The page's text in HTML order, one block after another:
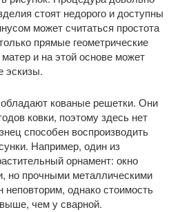
стоят недорого и доступны
может считаться простота
прямые геометрические
и на этой основе может
эскизы.
кованые решетки. Они
ковки, поэтому здесь нет
способен воспроизводить
Например, один из
орнамент: окно
но прочными металлическими
неповторим, однако стоимость
чем у сварной.